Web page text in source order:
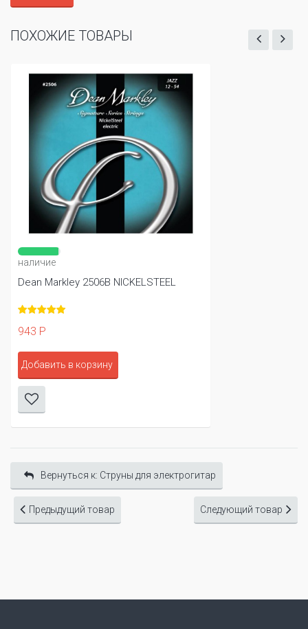
ПОХОЖИЕ ТОВАРЫ
наличие
Dean Markley 2506B NICKELSTEEL
943 Р
Добавить в корзину
Вернуться к: Cтруны для электрогитар
Предыдущий товар Следующий товар